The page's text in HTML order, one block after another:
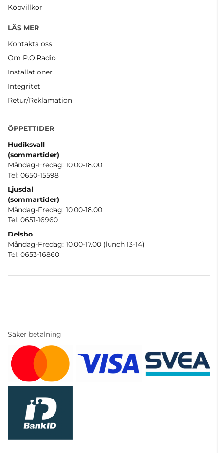
Köpvillkor
LÄS MER
Kontakta oss
Om P.O.Radio
Installationer
Integritet
Retur/Reklamation
ÖPPETTIDER
Hudiksvall
(sommartider)
Måndag-Fredag: 10.00-18.00
Tel: 0650-15598
Ljusdal
(sommartider)
Måndag-Fredag: 10.00-18.00
Tel: 0651-16960
Delsbo
Måndag-Fredag: 10.00-17.00 (lunch 13-14)
Tel: 0653-16860
Säker betalning